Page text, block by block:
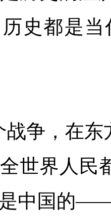
史都是
，在东
世界人民
中国的